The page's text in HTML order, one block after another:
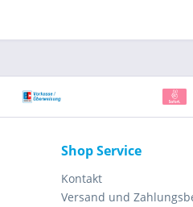
Shop Service
Kontakt
Versand und